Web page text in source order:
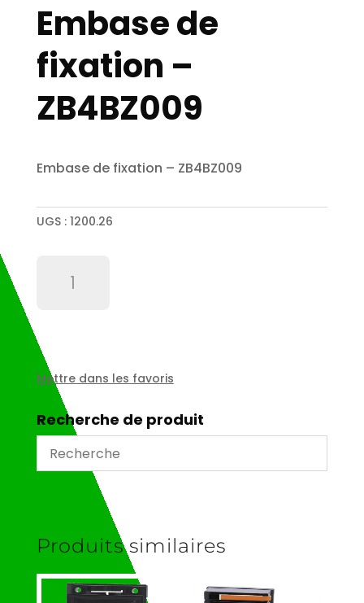
Embase de
fixation –
ZB4BZ009
Embase de fixation – ZB4BZ009
UGS : 1200.26
fixation
-
ZB4BZ009
Mettre dans les favoris
Recherche de produit
Produits similaires